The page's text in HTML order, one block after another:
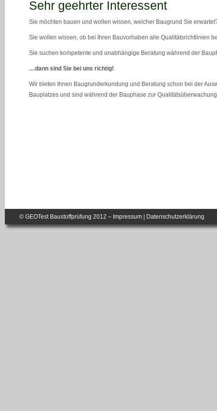
Sehr geehrter Interessent
Sie möchten bauen und wollen wissen, welcher Baugrund Sie
Sie wollen wissen, ob bei Ihren Bauvorhaben alle Qualitätsrichtlinien
Sie suchen kompetente und unabhängige Beratung während der
…dann sind Sie bei uns richtig!
Wir bieten Ihnen Baugrunderkundung und Beratung schon bei der
Bauplatzes und sind während der Bauphase zur
© GEOTest Baustoffprüfung 2012 – Impressum Datenschutzerklärung